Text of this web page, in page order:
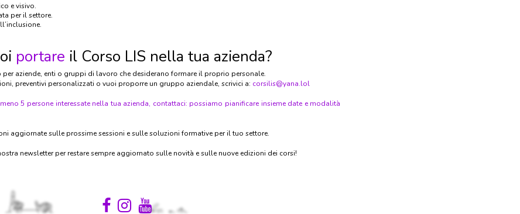
e visivo.
per il settore.
portare il Corso LIS nella tua azienda?
per aziende, enti o gruppi di lavoro che desiderano formare il proprio personale.
preventivi personalizzati o vuoi proporre un gruppo aziendale, scrivici a: corsilis@yana.lol
5 persone interessate nella tua azienda, contattaci: possiamo pianificare insieme date e modalità
aggiornate sulle prossime sessioni e sulle soluzioni formative per il tuo settore.
newsletter per restare sempre aggiornato sulle novità e sulle nuove edizioni dei corsi!